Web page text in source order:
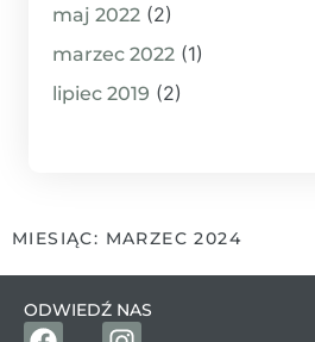
maj 2022 (2)
marzec 2022 (1)
lipiec 2019 (2)
MIESIĄC: MARZEC 2024
ODWIEDŹ NAS